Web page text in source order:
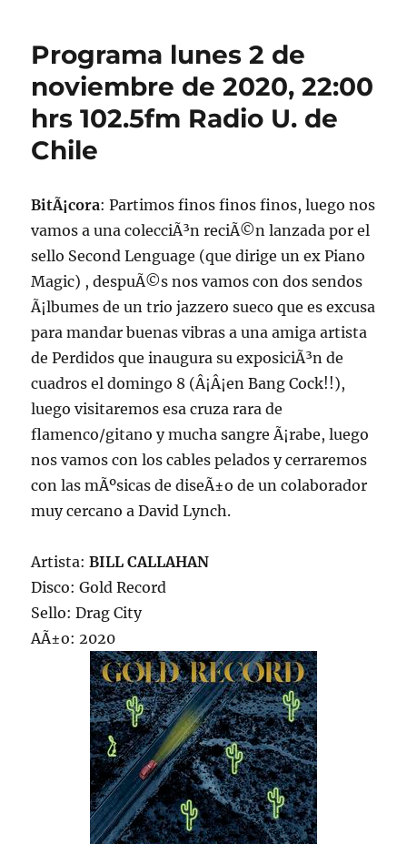
Programa lunes 2 de
noviembre de 2020, 22:00
hrs 102.5fm Radio U. de
Chile
BitÃ¡cora: Partimos finos finos finos, luego nos
vamos a una colecciÃ³n reciÃ©n lanzada por el
sello Second Lenguage (que dirige un ex Piano
Magic) , despuÃ©s nos vamos con dos sendos
Ã¡lbumes de un trio jazzero sueco que es excusa
para mandar buenas vibras a una amiga artista
de Perdidos que inaugura su exposiciÃ³n de
cuadros el domingo 8 (Â¡Â¡en Bang Cock!!),
luego visitaremos esa cruza rara de
flamenco/gitano y mucha sangre Ã¡rabe, luego
nos vamos con los cables pelados y cerraremos
con las mÃºsicas de diseÃ±o de un colaborador
muy cercano a David Lynch.
Artista:BILL CALLAHAN
Disco: Gold Record
Sello: Drag City
AÃ±o: 2020